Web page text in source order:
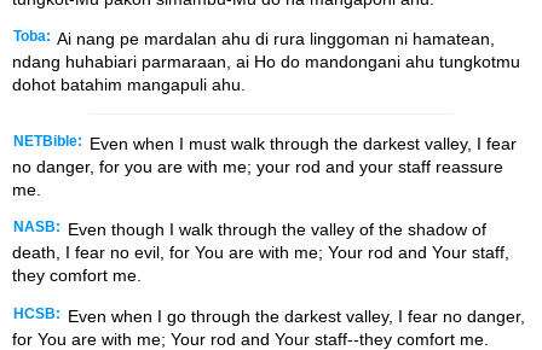
Toba: Ai nang pe mardalan ahu di rura linggoman ni hamatean,
ndang huhabiari parmaraan, ai Ho do mandongani ahu tungkotmu
dohot batahim mangapuli ahu.
NETBible:
Even when I must walk through the darkest valley, I fear
no danger, for you are with me; your rod and your staff reassure
me.
NASB:
Even though I walk through the valley of the shadow of
death, I fear no evil, for You are with me; Your rod and Your staff,
they comfort me.
HCSB:
Even when I go through the darkest valley, I fear no danger,
for You are with me; Your rod and Your staff--they comfort me.